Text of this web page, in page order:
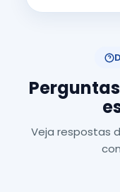
Veja respostas